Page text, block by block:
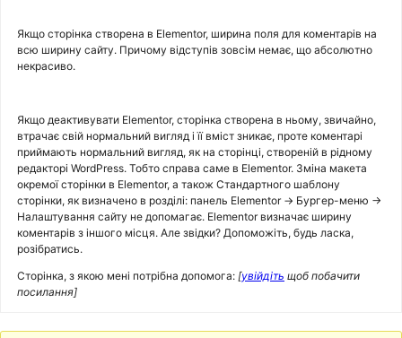
Якщо сторінка створена в Elementor, ширина поля для коментарів на
всю ширину сайту. Причому відступів зовсім немає, що абсолютно
некрасиво.
Якщо деактивувати Elementor, сторінка створена в ньому, звичайно,
втрачає свій нормальний вигляд і її вміст зникає, проте коментарі
приймають нормальний вигляд, як на сторінці, створеній в рідному
редакторі WordPress. Тобто справа саме в Elementor. Зміна макета
окремої сторінки в Elementor, а також Стандартного шаблону
сторінки, як визначено в розділі: панель Elementor → Бургер-меню →
Налаштування сайту не допомагає. Elementor визначає ширину
коментарів з іншого місця. Але звідки? Допоможіть, будь ласка,
розібратись.
Сторінка, з якою мені потрібна допомога: [увійдіть щоб побачити
посилання]